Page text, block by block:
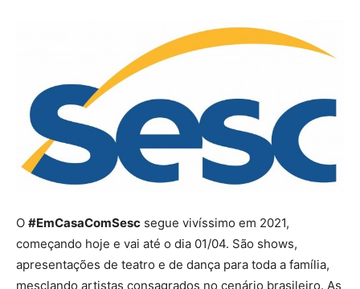
O #EmCasaComSesc segue vivíssimo em 2021,
começando hoje e vai até o dia 01/04. São shows,
apresentações de teatro e de dança para toda a família,
mesclando artistas consagrados no cenário brasileiro. As